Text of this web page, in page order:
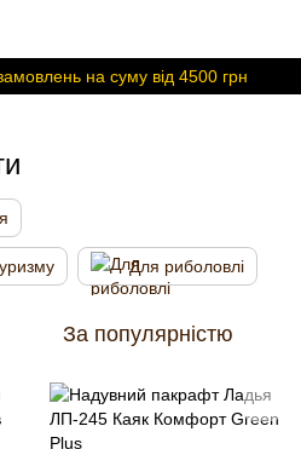
на суму вiд 4500 грн
Для риболовлі
За популярністю